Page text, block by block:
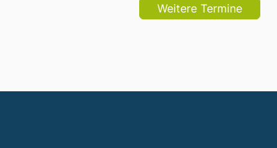
Weitere Termine